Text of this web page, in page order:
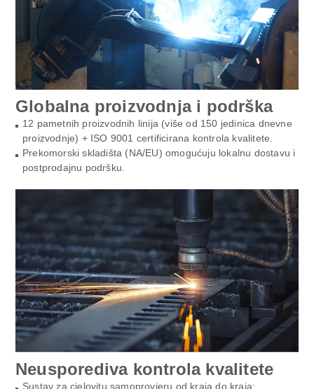
Globalna proizvodnja i podrška
12 pametnih proizvodnih linija (više od 150 jedinica dnevne
proizvodnje) + ISO 9001 certificirana kontrola kvalitete.
Prekomorski skladišta (NA/EU) omogućuju lokalnu dostavu i
postprodajnu podršku.
Neusporediva kontrola kvalitete
Sustav za cjelovitu samoprovjeru od kraja do kraja: